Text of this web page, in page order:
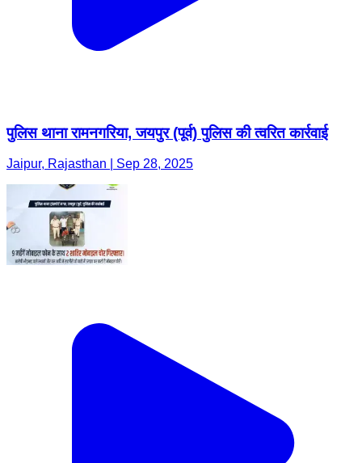
पुलिस थाना रामनगरिया, जयपुर (पूर्व) पुलिस की त्वरित कार्रवाई
Jaipur, Rajasthan | Sep 28, 2025